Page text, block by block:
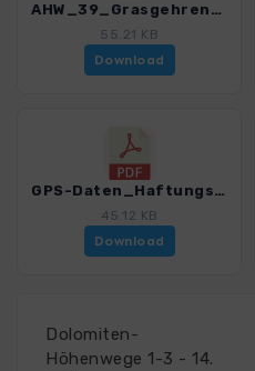
AHW_39_Grasgehren_Rohrmoos.gpx
55.21 KB
Download
GPS-Daten_Haftungsausschluss-Nutzungsbedingungen_WF_AllgaeuerAlpen.pdf
45.12 KB
Download
Dolomiten-
Höhenwege 1-3 - 14.